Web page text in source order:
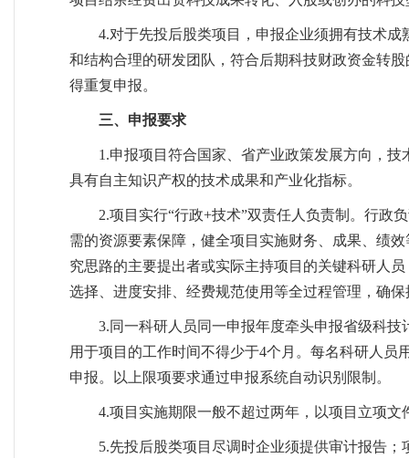
4.对于先投后股类项目，申报企业须拥有技术
和结构合理的研发团队，符合后期科技财政资金转
得重复申报。
三、申报要求
1.申报项目符合国家、省产业政策发展方向，
具有自主知识产权的技术成果和产业化指标。
2.项目实行“行政+技术”双责任人负责制。行政
需的资源要素保障，健全项目实施财务、成果、绩
究思路的主要提出者或实际主持项目的关键科研人
选择、进度安排、经费规范使用等全过程管理，确
3.同一科研人员同一申报年度牵头申报省级科
用于项目的工作时间不得少于4个月。每名科研人
申报。以上限项要求通过申报系统自动识别限制。
4.项目实施期限一般不超过两年，以项目立项文
5.先投后股类项目尽调时企业须提供审计报告